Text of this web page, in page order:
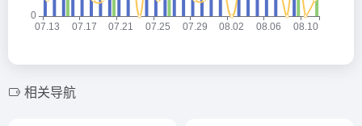
相关导航